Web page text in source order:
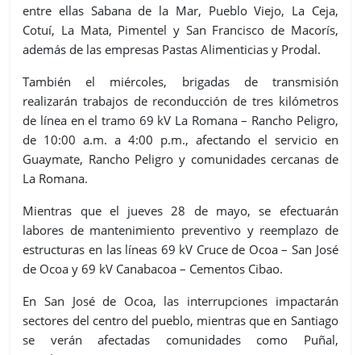
entre ellas Sabana de la Mar, Pueblo Viejo, La Ceja,
Cotuí, La Mata, Pimentel y San Francisco de Macorís,
además de las empresas Pastas Alimenticias y Prodal.
También el miércoles, brigadas de transmisión
realizarán trabajos de reconducción de tres kilómetros
de línea en el tramo 69 kV La Romana – Rancho Peligro,
de 10:00 a.m. a 4:00 p.m., afectando el servicio en
Guaymate, Rancho Peligro y comunidades cercanas de
La Romana.
Mientras que el jueves 28 de mayo, se efectuarán
labores de mantenimiento preventivo y reemplazo de
estructuras en las líneas 69 kV Cruce de Ocoa – San José
de Ocoa y 69 kV Canabacoa – Cementos Cibao.
En San José de Ocoa, las interrupciones impactarán
sectores del centro del pueblo, mientras que en Santiago
se verán afectadas comunidades como Puñal,